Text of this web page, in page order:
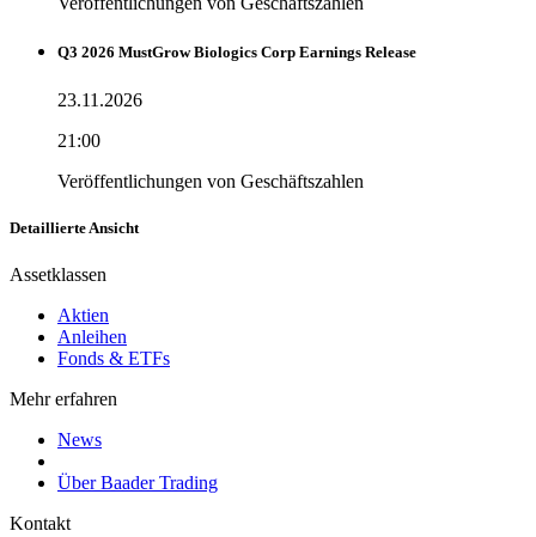
Q3 2026 MustGrow Biologics Corp Earnings Release
23.11.2026
21:00
Veröffentlichungen von Geschäftszahlen
Detaillierte Ansicht
Assetklassen
Aktien
Anleihen
Fonds & ETFs
Mehr erfahren
News
Über Baader Trading
Kontakt